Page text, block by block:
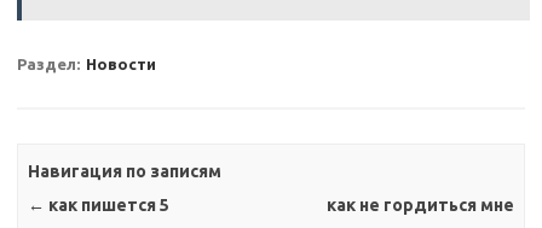
Раздел: Новости
Навигация по записям
← как пишется 5
как не гордиться мне